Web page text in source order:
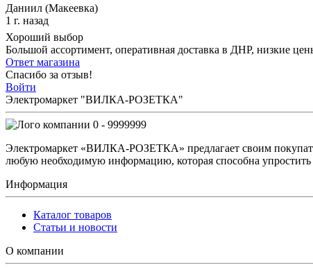
Даниил (Макеевка)
1 г. назад
Хороший выбор
Большой ассортимент, оперативная доставка в ДНР, низкие
Ответ магазина
Спасибо за отзыв!
Войти
Электромаркет "ВИЛКА-РОЗЕТКА"
0 - 9999999
Электромаркет «ВИЛКА-РОЗЕТКА» предлагает своим
любую необходимую информацию, которая способна
Информация
Каталог товаров
Статьи и новости
О компании